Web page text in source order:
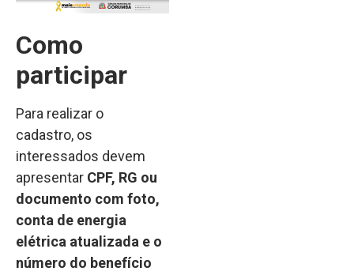
Como
participar
Para realizar o
cadastro, os
interessados devem
apresentar CPF, RG ou
documento com foto,
conta de energia
elétrica atualizada e o
número do benefício